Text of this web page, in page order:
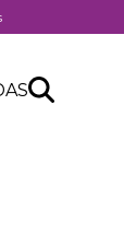
Search
Buscar